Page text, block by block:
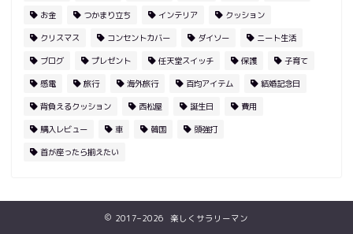
お金 つかまり立ち インテリア クッション
クリスマス コンセントカバー ダイソー ニート生活
ブログ プレゼント 任天堂スイッチ 保護 子育て
感電 旅行 海外旅行 百均アイテム 結婚記念日
背負えるクッション 西松屋 誕生日 費用
購入レビュー 車 韓国 頭強打
首が座ったら揃えたい
2017–2026 楽しくサラリーマン